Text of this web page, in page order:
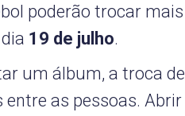
poderão trocar
19 de julho.
um álbum, a troca
as pessoas.